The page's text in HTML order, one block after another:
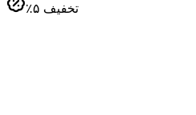
٪۵ تخفیف